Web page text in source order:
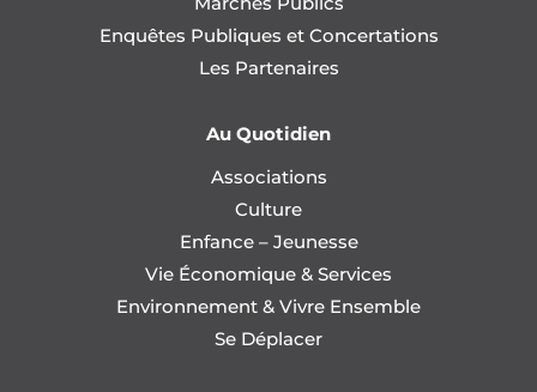
Enquêtes Publiques et Concertations
Les Partenaires
Au Quotidien
Associations
Culture
Enfance – Jeunesse
Vie Économique & Services
Environnement & Vivre Ensemble
Se Déplacer